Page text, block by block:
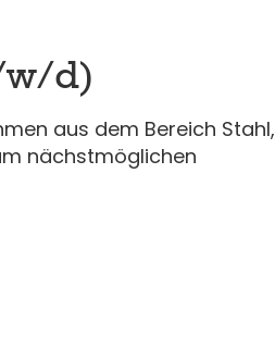
w/d)
aus dem Bereich Stahl,
nächstmöglichen